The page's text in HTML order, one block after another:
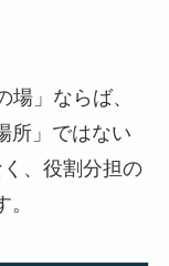
」ならば、
所」ではない
、役割分担の